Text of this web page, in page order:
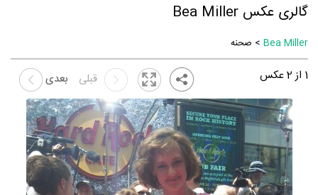
گالری عکس Bea Miller
Bea Miller > صحنه
1 از2عکس بعدی قبلی